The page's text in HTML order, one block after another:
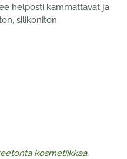
helposti kammattavat ja
silikoniton.
kosmetiikkaa.